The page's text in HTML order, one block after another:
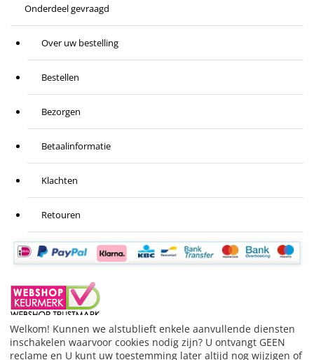
Onderdeel gevraagd
Over uw bestelling
Bestellen
Bezorgen
Betaalinformatie
Klachten
Retouren
BESTELLING HERROEPEN
Welkom! Kunnen we alstublieft enkele aanvullende diensten
inschakelen waarvoor cookies nodig zijn? U ontvangt GEEN
reclame en U kunt uw toestemming later altijd nog wijzigen of